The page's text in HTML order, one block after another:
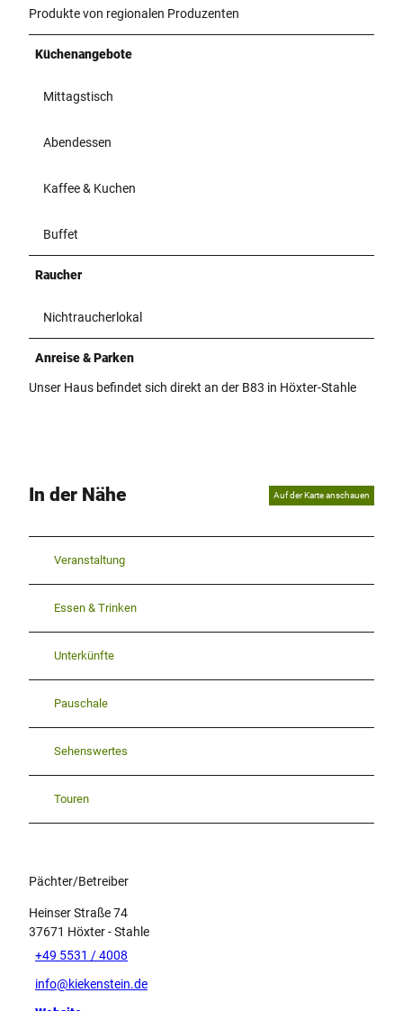
Produkte von regionalen Produzenten
Küchenangebote
Mittagstisch
Abendessen
Kaffee & Kuchen
Buffet
Raucher
Nichtraucherlokal
Anreise & Parken
Unser Haus befindet sich direkt an der B83 in Höxter-Stahle
In der Nähe Auf der Karte anschauen
Veranstaltung
Essen & Trinken
Unterkünfte
Pauschale
Sehenswertes
Touren
Pächter/Betreiber
Heinser Straße 74
37671 Höxter- Stahle
+49 5531 / 4008
info@kiekenstein.de